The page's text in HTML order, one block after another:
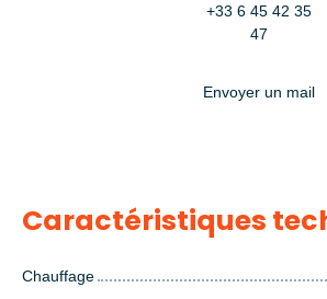
+33 6 45 42 35
47
Envoyer un mail
Caractéristiques
Chauffage